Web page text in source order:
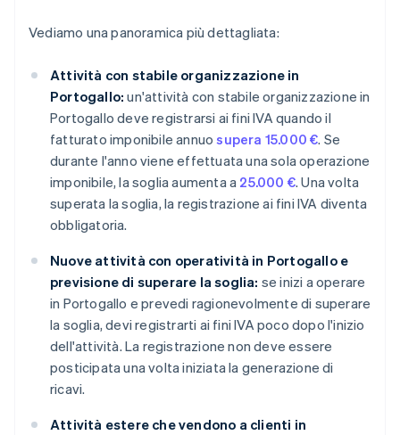
Vediamo una panoramica più dettagliata:
Attività con stabile organizzazione in
Portogallo: un'attività con stabile organizzazione in
Portogallo deve registrarsi ai fini IVA quando il
fatturato imponibile annuosupera 15.000 €. Se
durante l'anno viene effettuata una sola operazione
imponibile, la soglia aumenta a 25.000 €. Una volta
superata la soglia, la registrazione ai fini IVA diventa
obbligatoria.
Nuove attività con operatività in Portogallo e
previsione di superare la soglia: se inizi a operare
in Portogallo e prevedi ragionevolmente di superare
la soglia, devi registrarti ai fini IVA poco dopo l'inizio
dell'attività. La registrazione non deve essere
posticipata una volta iniziata la generazione di
ricavi.
Attività estere che vendono a clienti in